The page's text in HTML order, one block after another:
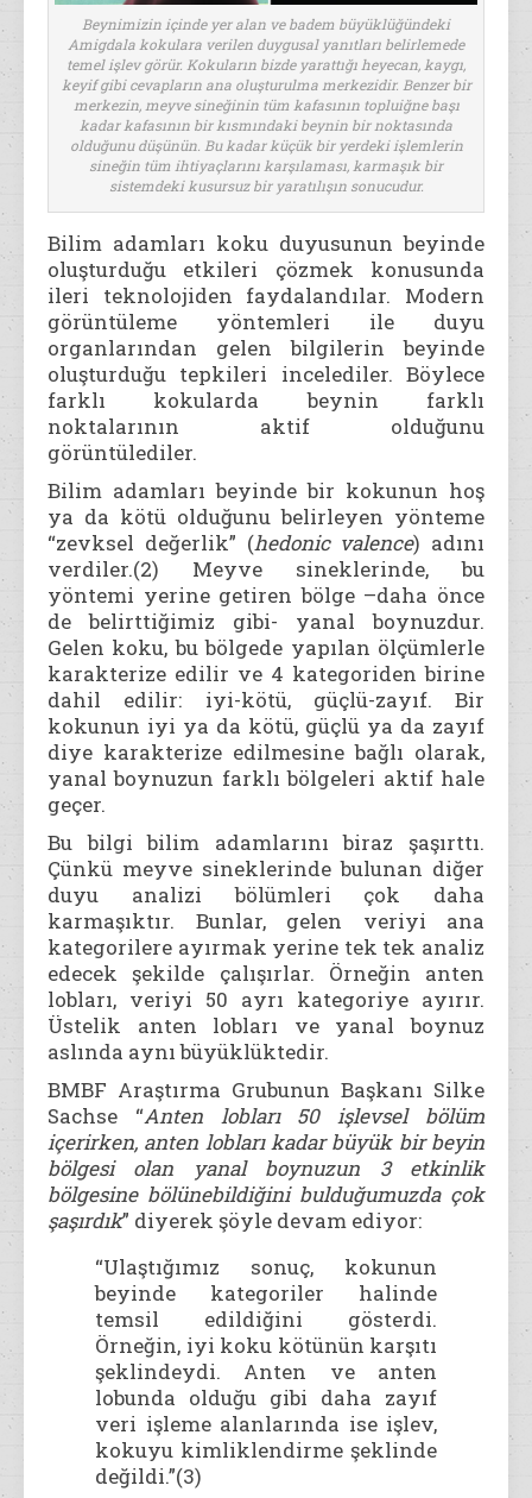
Beynimizin içinde yer alan ve badem büyüklüğündeki
Amigdala kokulara verilen duygusal yanıtları belirlemede
temel işlev görür. Kokuların bizde yarattığı heyecan, kaygı,
keyif gibi cevapların ana oluşturulma merkezidir. Benzer bir
merkezin, meyve sineğinin tüm kafasının topluiğne başı
kadar kafasının bir kısmındaki beynin bir noktasında
olduğunu düşünün. Bu kadar küçük bir yerdeki işlemlerin
sineğin tüm ihtiyaçlarını karşılaması, karmaşık bir
sistemdeki kusursuz bir yaratılışın sonucudur.
Bilim adamları koku duyusunun beyinde
oluşturduğu etkileri çözmek konusunda
ileri teknolojiden faydalandılar. Modern
görüntüleme yöntemleri ile duyu
organlarından gelen bilgilerin beyinde
oluşturduğu tepkileri incelediler. Böylece
farklı kokularda beynin farklı
noktalarının aktif olduğunu
görüntülediler.
Bilim adamları beyinde bir kokunun hoş
ya da kötü olduğunu belirleyen yönteme
“zevksel değerlik” (hedonic valence) adını
verdiler.(2) Meyve sineklerinde, bu
yöntemi yerine getiren bölge –daha önce
de belirttiğimiz gibi- yanal boynuzdur.
Gelen koku, bu bölgede yapılan ölçümlerle
karakterize edilir ve 4 kategoriden birine
dahil edilir: iyi-kötü, güçlü-zayıf. Bir
kokunun iyi ya da kötü, güçlü ya da zayıf
diye karakterize edilmesine bağlı olarak,
yanal boynuzun farklı bölgeleri aktif hale
geçer.
Bu bilgi bilim adamlarını biraz şaşırttı.
Çünkü meyve sineklerinde bulunan diğer
duyu analizi bölümleri çok daha
karmaşıktır. Bunlar, gelen veriyi ana
kategorilere ayırmak yerine tek tek analiz
edecek şekilde çalışırlar. Örneğin anten
lobları, veriyi 50 ayrı kategoriye ayırır.
Üstelik anten lobları ve yanal boynuz
aslında aynı büyüklüktedir.
BMBF Araştırma Grubunun Başkanı Silke
Sachse “Anten lobları 50 işlevsel bölüm
içerirken, anten lobları kadar büyük bir beyin
bölgesi olan yanal boynuzun 3 etkinlik
bölgesine bölünebildiğini bulduğumuzda çok
şaşırdık” diyerek şöyle devam ediyor:
“Ulaştığımız sonuç, kokunun
beyinde kategoriler halinde
temsil edildiğini gösterdi.
Örneğin, iyi koku kötünün karşıtı
şeklindeydi. Anten ve anten
lobunda olduğu gibi daha zayıf
veri işleme alanlarında ise işlev,
kokuyu kimliklendirme şeklinde
değildi.”(3)